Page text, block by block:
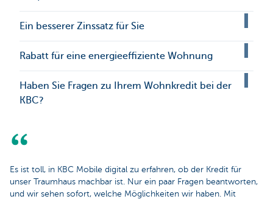
Ein besserer Zinssatz für Sie
Rabatt für eine energieeffiziente Wohnung
Haben Sie Fragen zu Ihrem Wohnkredit bei der
KBC?
Es ist toll, in KBC Mobile digital zu erfahren, ob der Kredit für
unser Traumhaus machbar ist. Nur ein paar Fragen beantworten,
und wir sehen sofort, welche Möglichkeiten wir haben. Mit